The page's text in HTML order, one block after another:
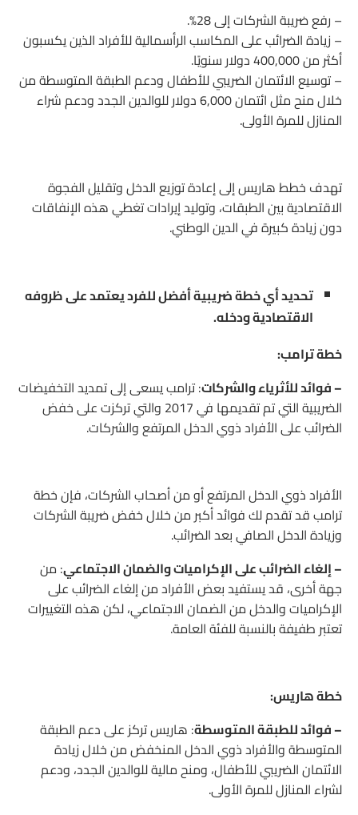
– رفع ضريبة الشركات إلى 28%.
– زيادة الضرائب على المكاسب الرأسمالية للأفراد الذين يكسبون
أكثر من 400,000 دولار سنويًا.
– توسيع الائتمان الضريبي للأطفال ودعم الطبقة المتوسطة من
خلال منح مثل ائتمان 6,000 دولار للوالدين الجدد ودعم شراء
المنازل للمرة الأولى.
تهدف خطط هاريس إلى إعادة توزيع الدخل وتقليل الفجوة
الاقتصادية بين الطبقات، وتوليد إيرادات تغطي هذه الإنفاقات
دون زيادة كبيرة في الدين الوطني.
تحديد أي خطة ضريبية أفضل للفرد يعتمد على ظروفه
الاقتصادية ودخله.
خطة ترامب:
– فوائد للأثرياء والشركات: ترامب يسعى إلى تمديد التخفيضات
الضريبية التي تم تقديمها في 2017 والتي تركزت على خفض
الضرائب على الأفراد ذوي الدخل المرتفع والشركات.
الأفراد ذوي الدخل المرتفع أو من أصحاب الشركات، فإن خطة
ترامب قد تقدم لك فوائد أكبر من خلال خفض ضريبة الشركات
وزيادة الدخل الصافي بعد الضرائب.
– إلغاء الضرائب على الإكراميات والضمان الاجتماعي: من
جهة أخرى، قد يستفيد بعض الأفراد من إلغاء الضرائب على
الإكراميات والدخل من الضمان الاجتماعي، لكن هذه التغييرات
تعتبر طفيفة بالنسبة للفئة العامة.
خطة هاريس:
– فوائد للطبقة المتوسطة: هاريس تركز على دعم الطبقة
المتوسطة والأفراد ذوي الدخل المنخفض من خلال زيادة
الائتمان الضريبي للأطفال، ومنح مالية للوالدين الجدد، ودعم
لشراء المنازل للمرة الأولى.